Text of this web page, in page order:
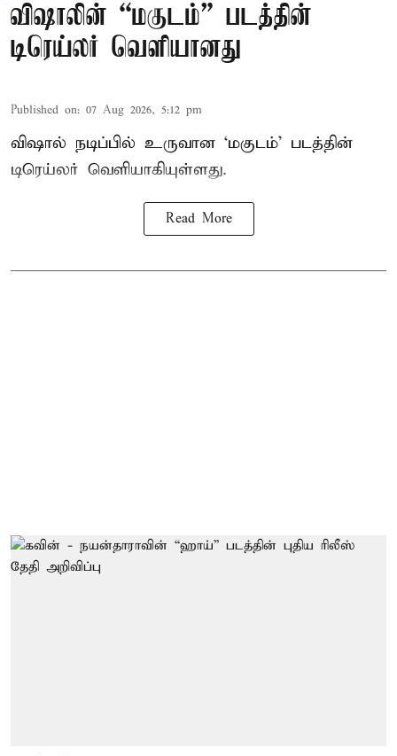
விஷாலின் “மகுடம்” படத்தின்
டிரெய்லர் வெளியானது
Published on: 07 Aug 2026, 5:12 pm
விஷால் நடிப்பில் உருவான ‘மகுடம்’ படத்தின்
டிரெய்லர் வெளியாகியுள்ளது.
Read More